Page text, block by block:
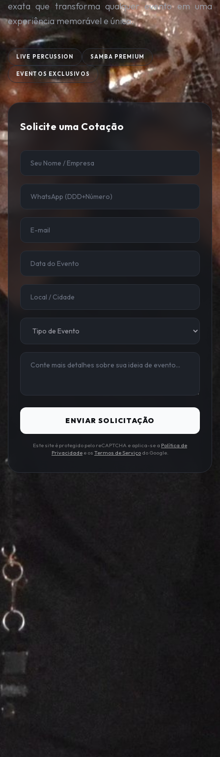
exata que transforma qualquer evento em uma
experiência memorável e única.
LIVE PERCUSSION SAMBA PREMIUM
EVENTOS EXCLUSIVOS
Solicite uma Cotação
ENVIAR SOLICITAÇÃO
Este site é protegido pelo reCAPTCHA e aplica-se a Política de
Privacidade e os Termos de Serviço do Google.